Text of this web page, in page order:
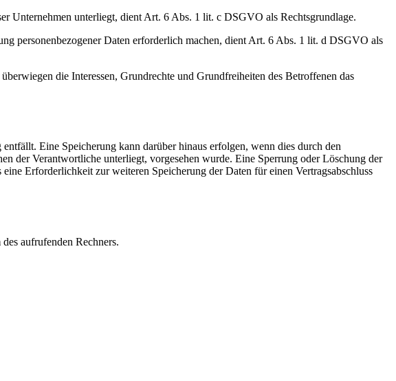
Unternehmen unterliegt, dient Art. 6 Abs. 1 lit. c DSGVO als Rechtsgrundlage.
personenbezogener Daten erforderlich machen, dient Art. 6 Abs. 1 lit. d DSGVO als
die Interessen, Grundrechte und Grundfreiheiten des Betroffenen das
Eine Speicherung kann darüber hinaus erfolgen, wenn dies durch den
der Verantwortliche unterliegt, vorgesehen wurde. Eine Sperrung oder Löschung der
Erforderlichkeit zur weiteren Speicherung der Daten für einen Vertragsabschluss
aufrufenden Rechners.